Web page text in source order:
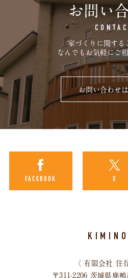
お問い
家づくりに関する
なんでもお気軽にご
お問い合わせ
FACEBOOK X
〈 有限会社 住
〒311-2206 茨城県鹿